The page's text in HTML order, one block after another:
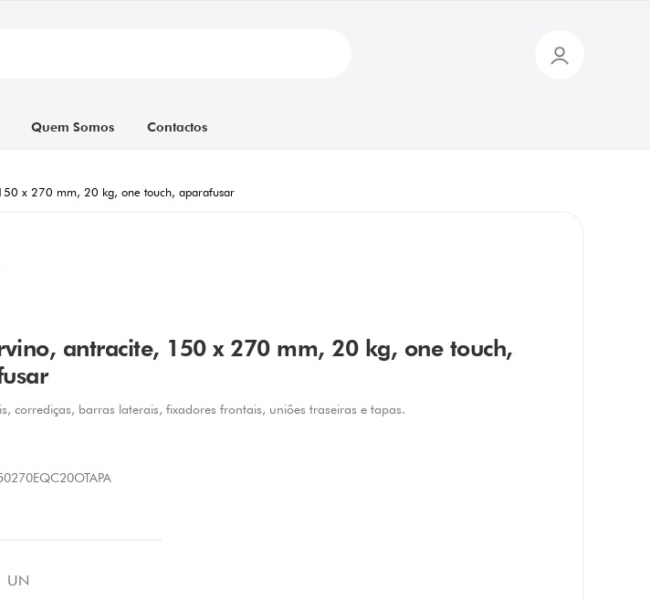
Quem Somos Contactos
x 270 mm, 20 kg, one touch, aparafusar
antracite, 150 x 270 mm, 20 kg, one touch,
corrediças, barras laterais, fixadores frontais, uniões traseiras e tapas.
UN